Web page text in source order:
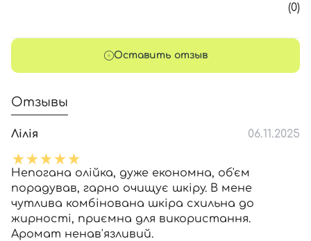
(0)
Оставить отзыв
Отзывы
Лілія 06.11.2025
Непогана олійка, дуже економна, об'єм
порадував, гарно очищує шкіру. В мене
чутлива комбінована шкіра схильна до
жирності, приємна для використання.
Аромат ненав'язливий.